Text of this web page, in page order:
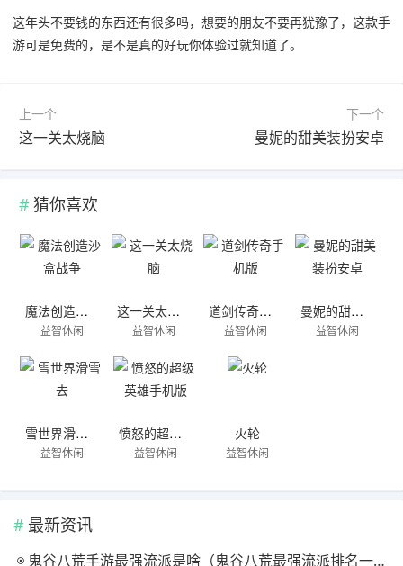
这年头不要钱的东西还有很多吗，想要的朋友不要再犹豫了，这款手
游可是免费的，是不是真的好玩你体验过就知道了。
上一个
这一关太烧脑
下一个
曼妮的甜美装扮安卓
猜你喜欢
魔法创造沙盒战争
益智休闲
这一关太烧脑
益智休闲
道剑传奇手机版
益智休闲
曼妮的甜美装扮安卓
益智休闲
雪世界滑雪去
益智休闲
愤怒的超级英雄手机版
益智休闲
火轮
益智休闲
最新资讯
鬼谷八荒手游最强流派是啥（鬼谷八荒最强流派排名一览）